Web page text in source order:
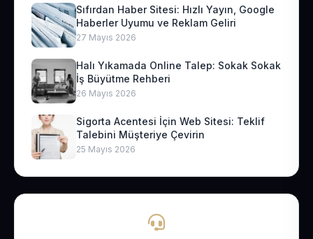
Sıfırdan Haber Sitesi: Hızlı Yayın, Google
Haberler Uyumu ve Reklam Geliri
27 Mayıs 2026
Halı Yıkamada Online Talep: Sokak Sokak
İş Büyütme Rehberi
26 Mayıs 2026
Sigorta Acentesi İçin Web Sitesi: Teklif
Talebini Müşteriye Çevirin
25 Mayıs 2026